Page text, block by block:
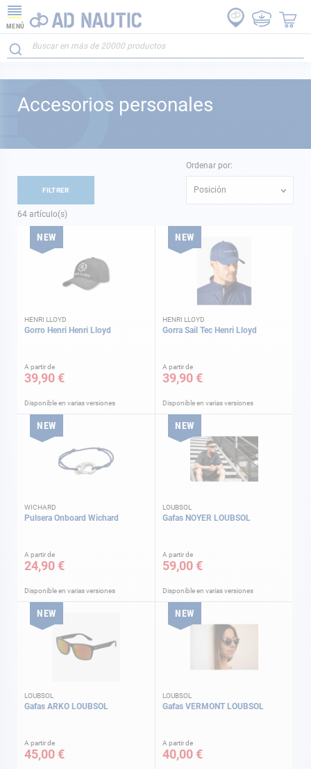
MENÚ
Accesorios personales
64 artículo(s)
Ordenar por:
Posición
NEW
HENRI LLOYD
Gorro Henri Henri Lloyd
A partir de
39,90 €
Disponible en varias versiones
NEW
HENRI LLOYD
Gorra Sail Tec Henri Lloyd
A partir de
39,90 €
Disponible en varias versiones
NEW
WICHARD
Pulsera Onboard Wichard
A partir de
24,90 €
Disponible en varias versiones
NEW
LOUBSOL
Gafas NOYER LOUBSOL
A partir de
59,00 €
Disponible en varias versiones
NEW
LOUBSOL
Gafas ARKO LOUBSOL
A partir de
45,00 €
NEW
LOUBSOL
Gafas VERMONT LOUBSOL
A partir de
40,00 €
FILTRER